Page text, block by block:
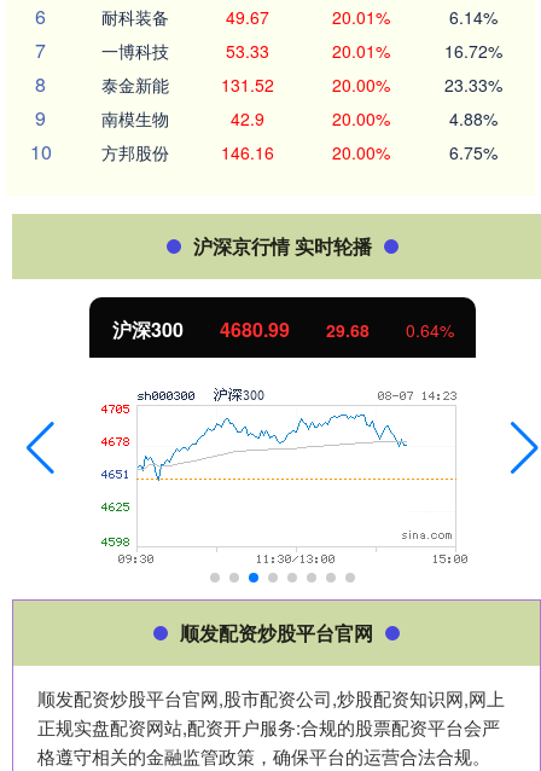
6 耐科装备 49.67 20.01% 6.14%
7 一博科技 53.33 20.01% 16.72%
8 泰金新能 131.52 20.00% 23.33%
9 南模生物 42.9 20.00% 4.88%
10 方邦股份 146.16 20.00% 6.75%
沪深京行情 实时轮播
沪深300 4680.99 29.68 0.64%
顺发配资炒股平台官网
顺发配资炒股平台官网,股市配资公司,炒股配资知识网,网上
正规实盘配资网站,配资开户服务:合规的股票配资平台会严
格遵守相关的金融监管政策，确保平台的运营合法合规。